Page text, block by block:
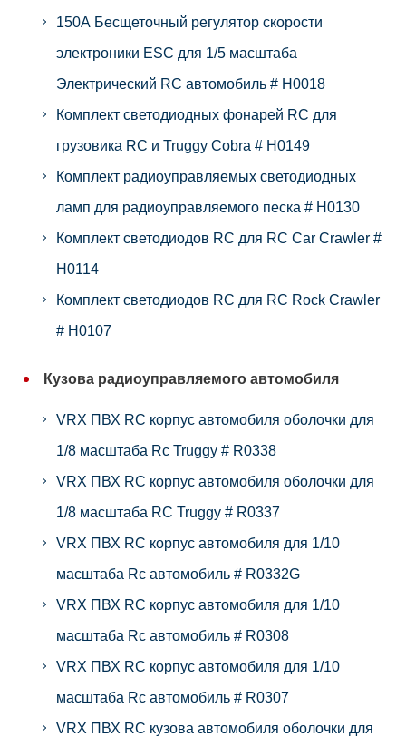
150A Бесщеточный регулятор скорости
электроники ESC для 1/5 масштаба
Электрический RC автомобиль # H0018
Комплект светодиодных фонарей RC для
грузовика RC и Truggy Cobra # H0149
Комплект радиоуправляемых светодиодных
ламп для радиоуправляемого песка # H0130
Комплект светодиодов RC для RC Car Crawler #
H0114
Комплект светодиодов RC для RC Rock Crawler
# H0107
Кузова радиоуправляемого автомобиля
VRX ПВХ RC корпус автомобиля оболочки для
1/8 масштаба Rc Truggy # R0338
VRX ПВХ RC корпус автомобиля оболочки для
1/8 масштаба RC Truggy # R0337
VRX ПВХ RC корпус автомобиля для 1/10
масштаба Rc автомобиль # R0332G
VRX ПВХ RC корпус автомобиля для 1/10
масштаба Rc автомобиль # R0308
VRX ПВХ RC корпус автомобиля для 1/10
масштаба Rc автомобиль # R0307
VRX ПВХ RC кузова автомобиля оболочки для